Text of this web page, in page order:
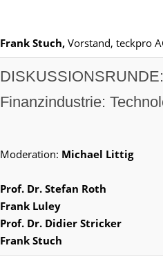
Frank Stuch, Vorstand, teckpro
Finanzindustrie:
Moderation: Michael Littig
Prof. Dr. Stefan Roth
Frank Luley
Prof. Dr. Didier Stricker
Frank Stuch